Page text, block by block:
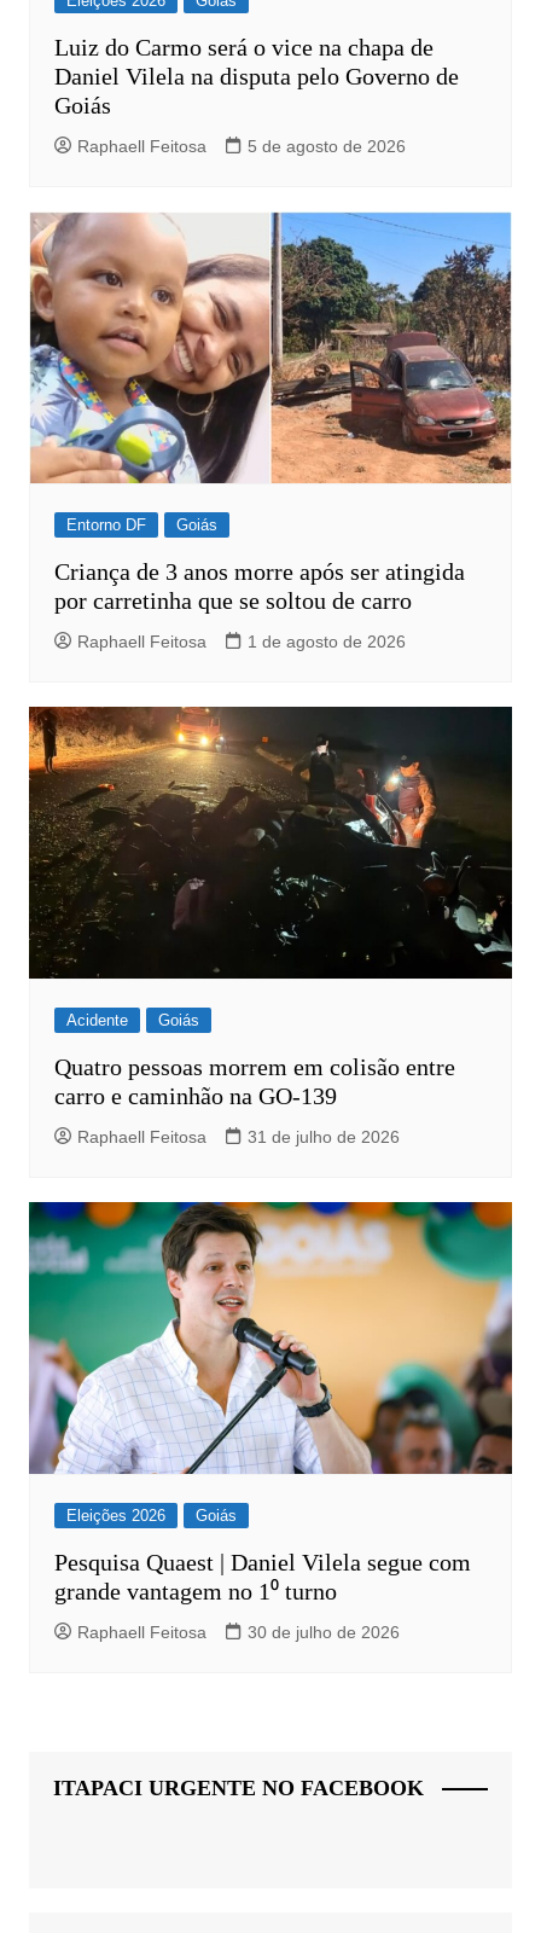
Luiz do Carmo será o vice na chapa de
Daniel Vilela na disputa pelo Governo de
Goiás
Raphaell Feitosa 5 de agosto de 2026
Entorno DF Goiás
Criança de 3 anos morre após ser atingida
por carretinha que se soltou de carro
Raphaell Feitosa 1 de agosto de 2026
Acidente Goiás
Quatro pessoas morrem em colisão entre
carro e caminhão na GO-139
Raphaell Feitosa 31 de julho de 2026
Eleições 2026 Goiás
Pesquisa Quaest | Daniel Vilela segue com
grande vantagem no 1⁰ turno
Raphaell Feitosa 30 de julho de 2026
ITAPACI URGENTE NO FACEBOOK